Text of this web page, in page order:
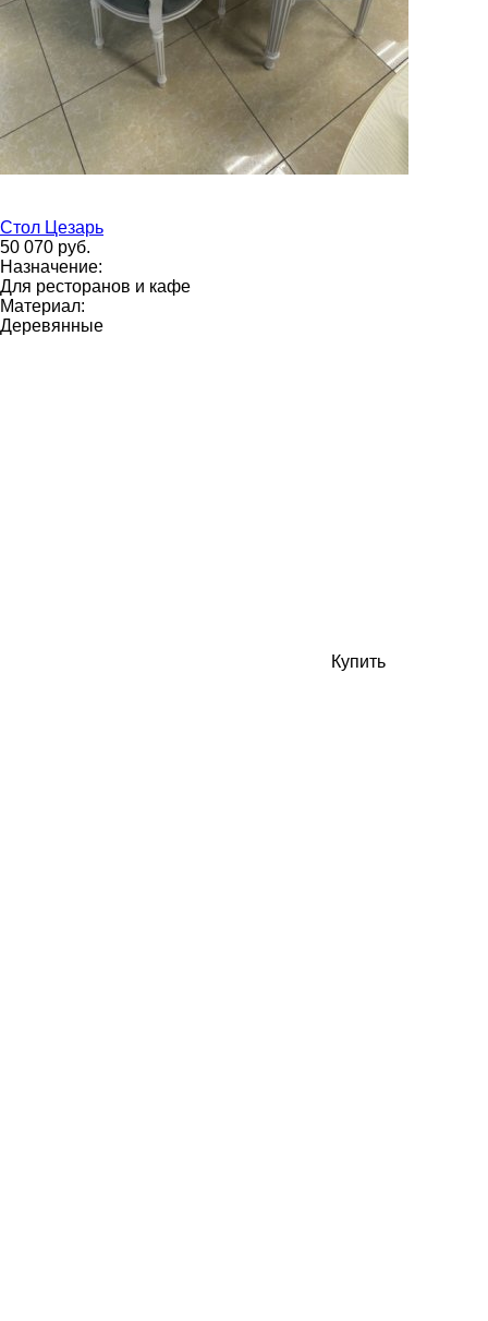
Стол Цезарь
50 070 руб.
Назначение:
Для ресторанов и кафе
Материал:
Деревянные
Купить